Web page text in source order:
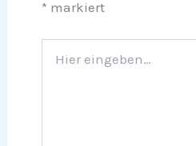
* markiert
eingeben…